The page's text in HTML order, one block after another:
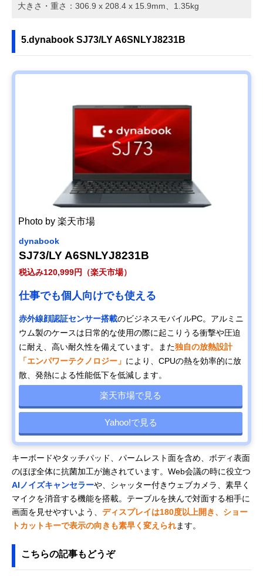
大きさ・重さ：306.9 x 208.4 x 15.9mm、1.35kg
5.dynabook SJ73/LY A6SNLYJ8231B
Photo by 楽天市場
dynabook
SJ73/LY A6SNLYJ8231B
税込み120,999円（楽天市場）
仕事でも個人向けでも使える
赤外線顔認証センサー搭載のビジネスモバイルPC。アルミニ
ウム製のケースは日常的な使用の際に起こりうる衝撃や圧迫
に耐え、高い耐久性を備えています。また独自の放熱設計
「エンパワーテクノロジー」 により、CPUの熱を効率的に放
散、発熱による性能低下を低減します。
楽天市場で見る
Yahoo!で見る
キーボードやタッチパッド、パームレスト面を含め、ボディ表面
のほぼ全体に抗菌加工が施されています。Web会議の時に役立つ
AIノイズキャンセラーや、シャッター付きウェブカメラ、素早く
マイクを消音する機能を搭載。テーブルを挟んで対面する相手に
画面を見せやすいよう、 ディスプレイは180度以上開き、ショー
トカットキーで表示の向きも素早く変えられます。
こちらの記事もどうぞ